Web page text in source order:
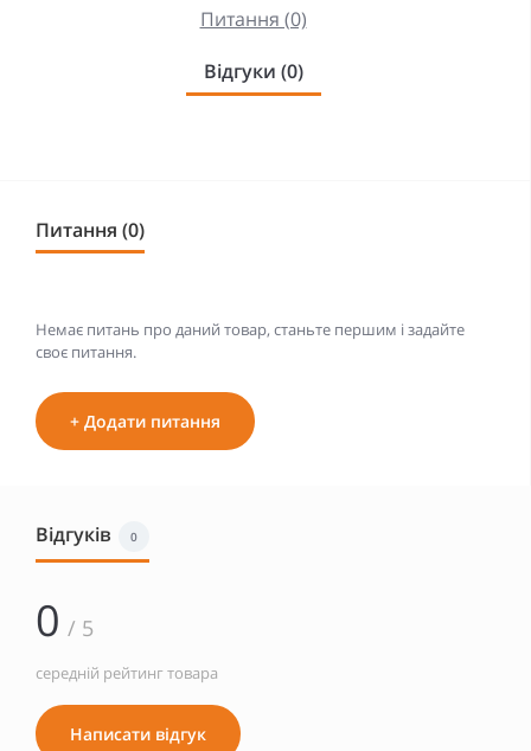
Питання (0)
Відгуки (0)
Питання (0)
Немає питань про даний товар, станьте першим і задайте
своє питання.
+ Додати питання
Відгуків 0
0 / 5
середній рейтинг товара
Написати відгук